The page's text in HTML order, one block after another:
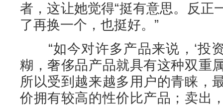
者，这让她觉得“挺有意思。反正
了再换一个，也挺好。”
“如今对许多产品来说，‘投资
糊，奢侈品产品就具有这种双重
所以受到越来越多用户的青睐，
价拥有较高的性价比产品；卖出